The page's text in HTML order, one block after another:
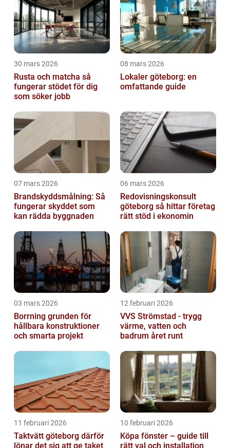
30 mars 2026
Rusta och matcha så
fungerar stödet för dig
som söker jobb
08 mars 2026
Lokaler göteborg: en
omfattande guide
07 mars 2026
Brandskyddsmålning: Så
fungerar skyddet som
kan rädda byggnaden
06 mars 2026
Redovisningskonsult
göteborg så hittar företag
rätt stöd i ekonomin
03 mars 2026
Borrning grunden för
hållbara konstruktioner
och smarta projekt
12 februari 2026
VVS Strömstad - trygg
värme, vatten och
badrum året runt
11 februari 2026
Taktvätt göteborg därför
lönar det sig att ge taket
10 februari 2026
Köpa fönster – guide till
rätt val och installation